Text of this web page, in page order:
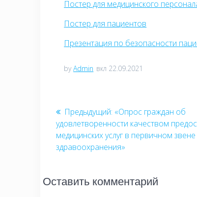
Постер для медицинского
Постер для пациентов
Презентация по безопасности
byAdmin вкл 22.09.2021
Навигация
по
записям
Предыдущий: Предыдущая
запись:
«Опрос граждан об
удовлетворенности качеством
медицинских услуг в первичном звене
здравоохранения»
Оставить комментарий